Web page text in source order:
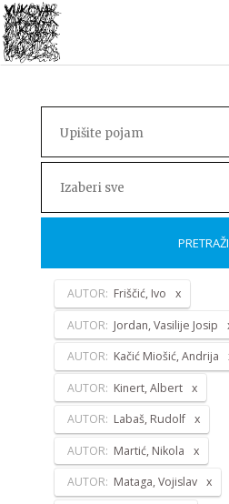
Izaberi sve
PRETRAŽI
AUTOR: Friščić, Ivo
AUTOR: Jordan, Vasilije Josip
AUTOR: Kačić Miošić, Andrija
AUTOR: Kinert, Albert
AUTOR: Labaš, Rudolf
AUTOR: Martić, Nikola
AUTOR: Mataga, Vojislav